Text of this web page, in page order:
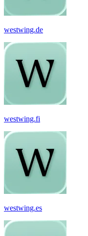
westwing.de
westwing.fi
westwing.es